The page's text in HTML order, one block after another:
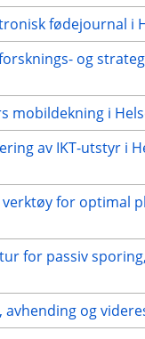
fødejournal i
og
mobildekning i
av IKT-utstyr i
for optimal
for passiv
og